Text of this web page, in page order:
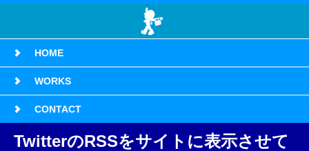
HOME
WORKS
CONTACT
TwitterのRSSをサイトに表示させて